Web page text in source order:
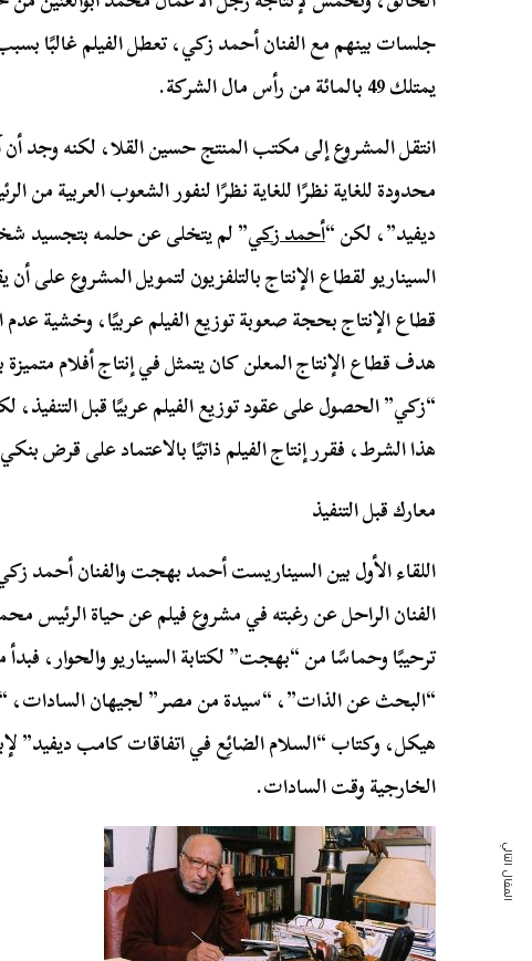
جلسات بينهم مع الفنان أحمد زكي، تعطل الفيلم غالبًا
يمتلك 49 بالمائة من رأس مال الشركة.
انتقل المشروع إلى مكتب المنتج حسين القلا، لكنه وجد أن
محدودة للغاية نظرًا للغاية نظرًا لنفور الشعوب العربية من
ديفيد”، لكن “أحمد زكي” لم يتخلى عن حلمه بتجسيد
السيناريو لقطاع الإنتاج بالتلفزيون لتمويل المشروع على
قطاع الإنتاج بحجة صعوبة توزيع الفيلم عربيًا، وخشية عدم
هدف قطاع الإنتاج المعلن كان يتمثل في إنتاج أفلام
“زكي” الحصول على عقود توزيع الفيلم عربيًا قبل
هذا الشرط، فقرر إنتاج الفيلم ذاتيًا بالاعتماد على قرض
معارك قبل التنفيذ
اللقاء الأول بين السيناريست أحمد بهجت والفنان أحمد
الفنان الراحل عن رغبته في مشروع فيلم عن حياة الرئيس
ترحيبًا وحماسًا من “بهجت” لكتابة السيناريو والحوار،
“البحث عن الذات”، “سيدة من مصر” لجيهان
هيكل، وكتاب “السلام الضائِع في اتفاقات كامب ديفيد”
الخارجية وقت السادات.
المقال التالي